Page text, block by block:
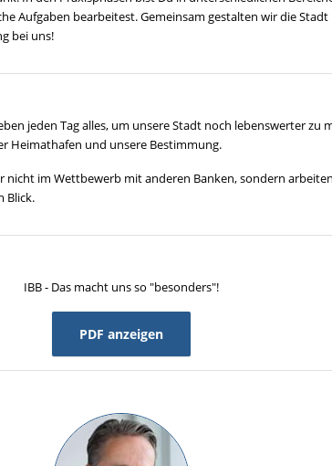
Aufgaben bearbeitest. Gemeinsam gestalten wir die Stadt
bei uns!
jeden Tag alles, um unsere Stadt noch lebenswerter zu
Heimathafen und unsere Bestimmung.
im Wettbewerb mit anderen Banken, sondern
Blick.
IBB - Das macht uns so "besonders"!
PDF anzeigen